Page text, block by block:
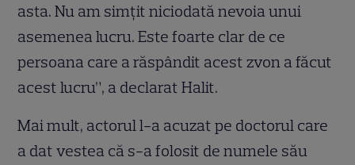
asta. Nu am simţit niciodată nevoia unui
asemenea lucru. Este foarte clar de ce
persoana care a răspândit acest zvon a făcut
acest lucru”, a declarat Halit.
Mai mult, actorul l-a acuzat pe doctorul care
a dat vestea că s-a folosit de numele său